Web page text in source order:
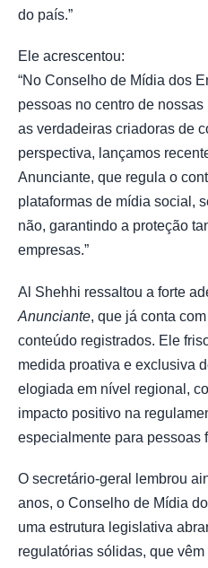
do país.”
Ele acrescentou:
“No Conselho de Mídia dos
pessoas no centro de
as verdadeiras criadoras de
perspectiva, lançamos
Anunciante, que regula o
plataformas de mídia social,
não, garantindo a proteção
empresas.”
Al Shehhi ressaltou a forte
Anunciante, que já conta
conteúdo registrados. Ele
medida proativa e exclusiva
elogiada em nível regional,
impacto positivo na
especialmente para pessoas
O secretário-geral lembrou
anos, o Conselho de Mídia
uma estrutura legislativa
regulatórias sólidas, que